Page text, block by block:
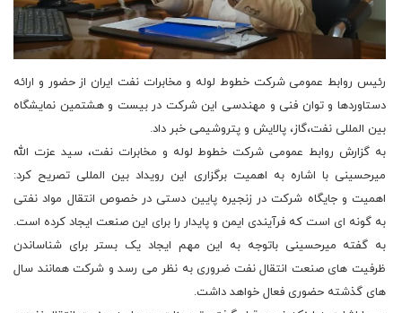
رئیس روابط عمومی شرکت خطوط لوله و مخابرات نفت ایران از حضور و ارائه
دستاوردها و توان فنی و مهندسی این شرکت در بیست و هشتمین نمایشگاه
بین المللی نفت،گاز، پالایش و پتروشیمی خبر داد.
به گزارش روابط عمومی شرکت خطوط لوله و مخابرات نفت، سید عزت الله
میرحسینی با اشاره به اهمیت برگزاری این رویداد بین المللی تصریح کرد:
اهمیت و جایگاه شرکت در زنجیره پایین دستی در خصوص انتقال مواد نفتی
به گونه ای است که فرآیندی ایمن و پایدار را برای این صنعت ایجاد کرده است.
به گفته میرحسینی باتوجه به این مهم ایجاد یک بستر برای شناساندن
ظرفیت های صنعت انتقال نفت ضروری به نظر می رسد و شرکت همانند سال
های گذشته حضوری فعال خواهد داشت.